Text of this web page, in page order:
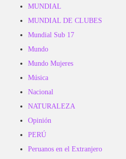
MUNDIAL
MUNDIAL DE CLUBES
Mundial Sub 17
Mundo
Mundo Mujeres
Música
Nacional
NATURALEZA
Opinión
PERÚ
Peruanos en el Extranjero